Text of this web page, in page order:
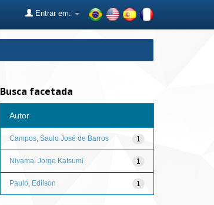
Entrar em:
Busca facetada
Autor
1
Campos, Saulo José de Barros
1
Niyama, Jorge Katsumi
1
Paulo, Edilson